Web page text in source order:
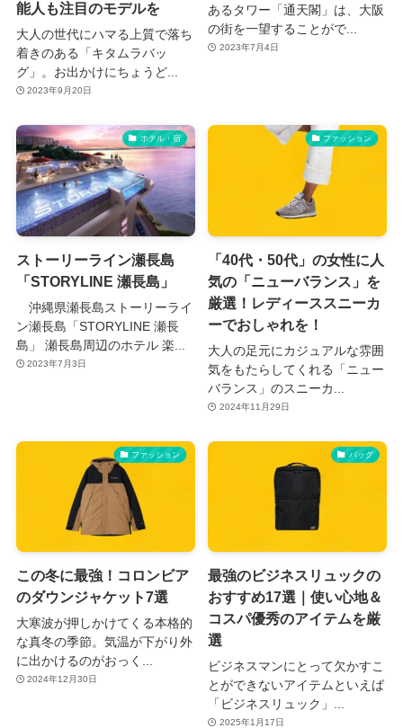
能人も注目のモデルを
大人の世代にハマる上質で落ち
着きのある「キタムラバッ
グ」。お出かけにちょうど...
2023年9月20日
あるタワー「通天閣」は、大阪
の街を一望することがで...
2023年7月4日
ホテル・宿
ストーリーライン瀬長島
「STORYLINE 瀬長島」
沖縄県瀬長島ストーリーライ
ン瀬長島「STORYLINE 瀬長
島」 瀬長島周辺のホテル 楽...
2023年7月3日
ファッション
「40代・50代」の女性に人
気の「ニューバランス」を
厳選！レディーススニーカ
ーでおしゃれを！
大人の足元にカジュアルな雰囲
気をもたらしてくれる「ニュー
バランス」のスニーカ...
2024年11月29日
ファッション
この冬に最強！コロンビア
のダウンジャケット7選
大寒波が押しかけてくる本格的
な真冬の季節。気温が下がり外
に出かけるのがおっく...
2024年12月30日
バッグ
最強のビジネスリュックの
おすすめ17選｜使い心地＆
コスパ優秀のアイテムを厳
選
ビジネスマンにとって欠かすこ
とができないアイテムといえば
「ビジネスリュック」...
2025年1月17日